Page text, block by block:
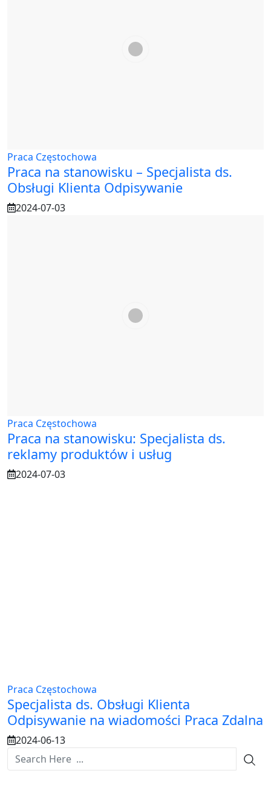
Praca Częstochowa
Praca na stanowisku – Specjalista ds.
Obsługi Klienta Odpisywanie
2024-07-03
Praca Częstochowa
Praca na stanowisku: Specjalista ds.
reklamy produktów i usług
2024-07-03
Praca Częstochowa
Specjalista ds. Obsługi Klienta
Odpisywanie na wiadomości Praca Zdalna
2024-06-13